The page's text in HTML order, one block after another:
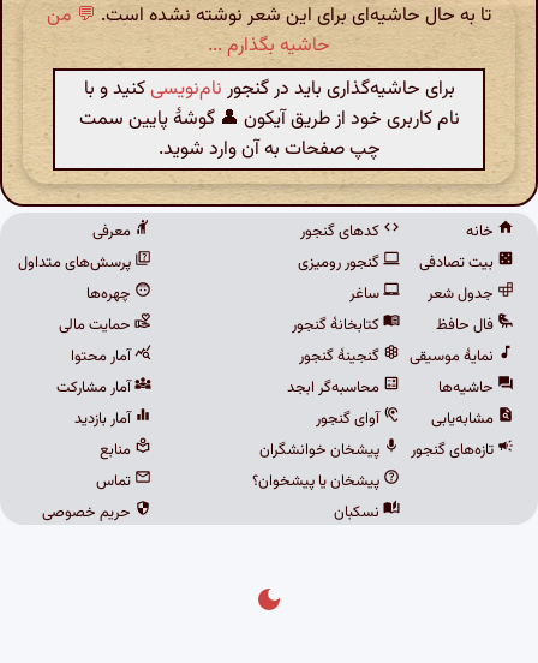
تا به حال حاشیه‌ای برای این شعر نوشته نشده است. 💬 من
حاشیه بگذارم ...
برای حاشیه‌گذاری باید در گنجور نام‌نویسیکنید و با
نام کاربری خود از طریق آیکون 👤 گوشهٔ پایین سمت
چپ صفحات به آن وارد شوید.
خانه
بیت تصادفی
جدول شعر
فال حافظ
نمایهٔ موسیقی
حاشیه‌ها
مشابه‌یابی
تازه‌های گنجور
کدهای گنجور
گنجور رومیزی
ساغر
کتابخانهٔ گنجور
گنجینهٔ گنجور
محاسبه‌گر ابجد
آوای گنجور
پیشخان خوانشگران
پیشخان یا پیشخوان؟
نسکبان
معرفی
پرسش‌های متداول
چهره‌ها
حمایت مالی
آمار محتوا
آمار مشارکت
آمار بازدید
منابع
تماس
حریم خصوصی